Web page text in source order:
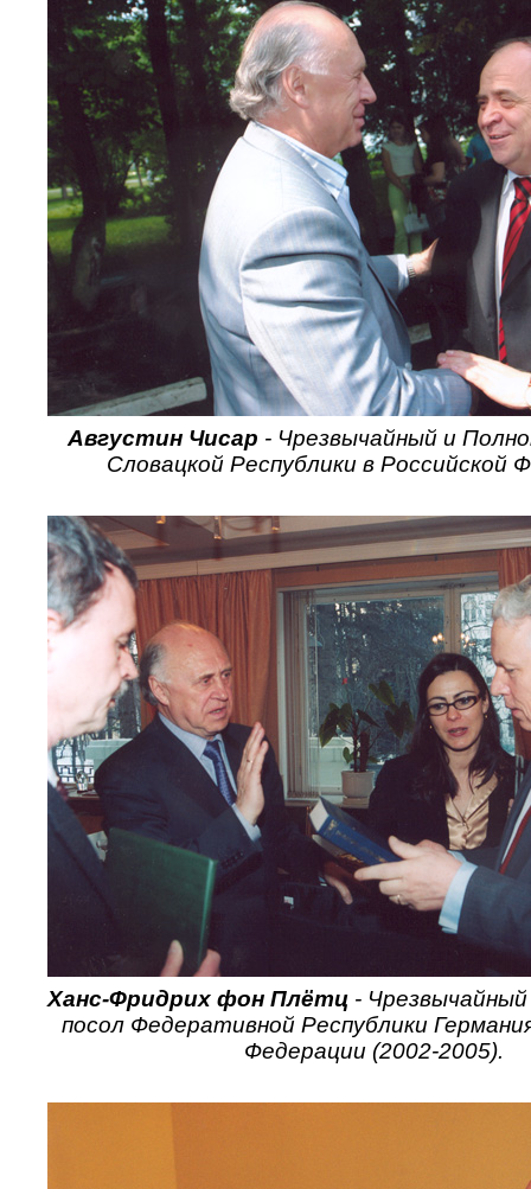
Августин Чисар - Чрезвычайный и
Словацкой Республики в Российской
Ханс-Фридрих фон Плётц-
посол Федеративной Республики
Федерации (2002-2005).